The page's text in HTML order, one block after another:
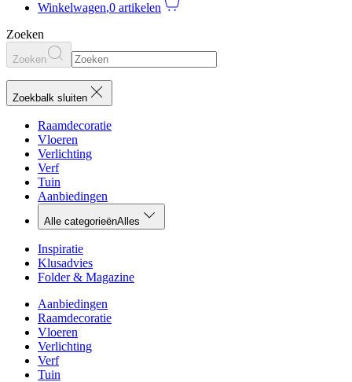
Winkelwagen,0 artikelen
Zoeken
Zoeken
Zoekbalk sluiten
Raamdecoratie
Vloeren
Verlichting
Verf
Tuin
Aanbiedingen
Alle categorieënAlles
Inspiratie
Klusadvies
Folder & Magazine
Aanbiedingen
Raamdecoratie
Vloeren
Verlichting
Verf
Tuin